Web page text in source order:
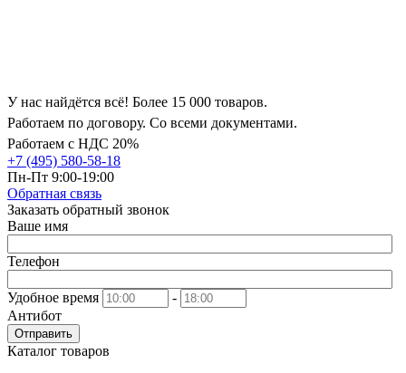
У нас найдётся всё! Более 15 000 товаров.
Работаем по договору. Со всеми документами.
Работаем с НДС 20%
+7 (495) 580-58-18
Пн-Пт 9:00-19:00
Обратная связь
Заказать обратный звонок
Ваше имя
Телефон
Удобное время
-
Антибот
Отправить
Каталог товаров